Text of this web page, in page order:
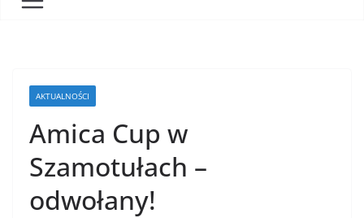
AKTUALNOŚCI
Amica Cup w
Szamotułach –
odwołany!